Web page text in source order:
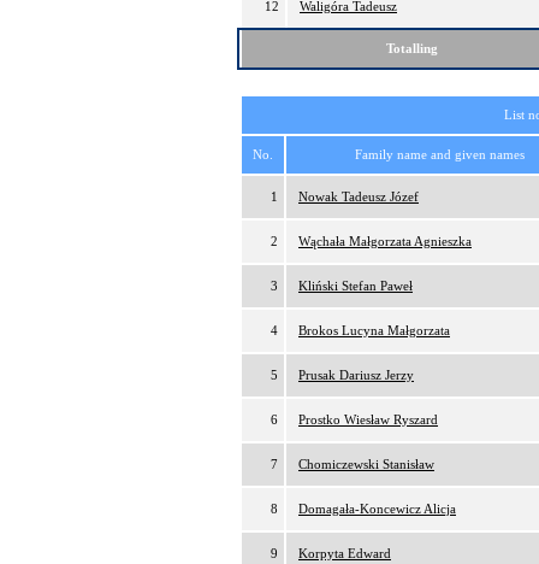
12 Waligóra Tadeusz
Totalling
List
No. Family name and given names
1 Nowak Tadeusz Józef
2 Wąchała Małgorzata Agnieszka
3 Kliński Stefan Paweł
4 Brokos Lucyna Małgorzata
5 Prusak Dariusz Jerzy
6 Prostko Wiesław Ryszard
7 Chomiczewski Stanisław
8 Domagała-Koncewicz Alicja
9 Korpyta Edward